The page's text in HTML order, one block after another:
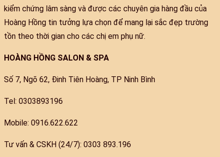
kiểm chứng lâm sàng và được các chuyên gia hàng đầu của
Hoàng Hồng tin tưởng lựa chọn để mang lại sắc đẹp trường
tồn theo thời gian cho các chị em phụ nữ.
HOÀNG HỒNG SALON & SPA
Số 7, Ngõ 62, Đinh Tiên Hoàng, TP Ninh Bình
Tel: 0303893196
Mobile: 0916.622.622
Tư vấn & CSKH (24/7): 0303 893.196